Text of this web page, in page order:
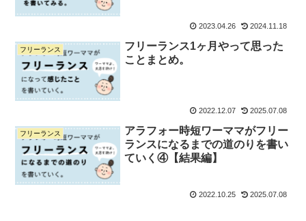
2023.04.26 2024.11.18
フリーランス
フリーランス1ヶ月やって思った
ことまとめ。
2022.12.07 2025.07.08
フリーランス
アラフォー時短ワーママがフリー
ランスになるまでの道のりを書い
ていく④【結果編】
2022.10.25 2025.07.08